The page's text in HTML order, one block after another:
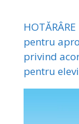
pentru
privind
pentru elevi